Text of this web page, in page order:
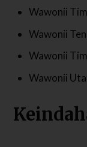
Wawonii
Wawonii
Wawonii
Wawonii